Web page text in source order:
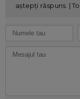
aștepți răspuns. |